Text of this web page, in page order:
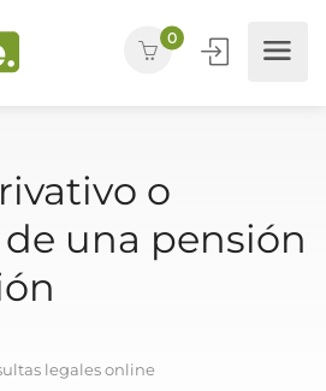
0
o
una pensión
legales online